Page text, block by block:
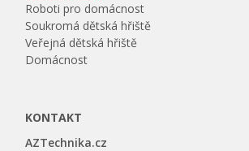
Roboti pro domácnost
Soukromá dětská hřiště
Veřejná dětská hřiště
Domácnost
KONTAKT
AZTechnika.cz